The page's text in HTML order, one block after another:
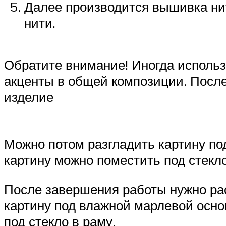
Далее производится вышивка
нити.
Обратите внимание! Иногда
акценты в общей композиции.
изделие
Можно потом разгладить картину
картину можно поместить под
После завершения работы нужно
картину под влажной марлевой
под стекло в раму.